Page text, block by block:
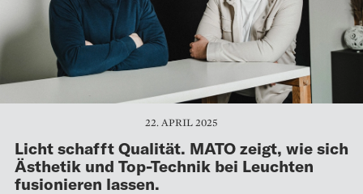
22. APRIL 2025
Licht schafft Qualität. MATO zeigt, wie sich
Ästhetik und Top-Technik bei Leuchten
fusionieren lassen.